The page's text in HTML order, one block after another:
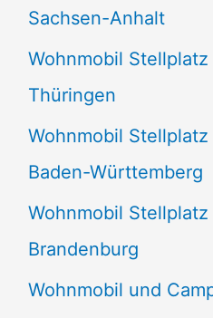
Sachsen-Anhalt
Wohnmobil
Thüringen
Wohnmobil
Baden-Württemberg
Wohnmobil
Brandenburg
Wohnmobil und